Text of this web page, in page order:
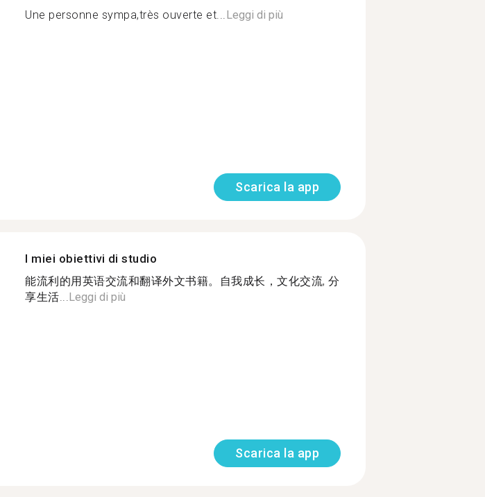
Une personne sympa,très ouverte et...Leggi di più
Scarica la app
I miei obiettivi di studio
能流利的用英语交流和翻译外文书籍。自我成长，文化交流, 分
享生活...Leggi di più
Scarica la app